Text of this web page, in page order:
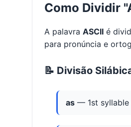
Como Dividir
A palavra ASCII é
para pronúncia e
📝 Divisão
as — 1st syllable